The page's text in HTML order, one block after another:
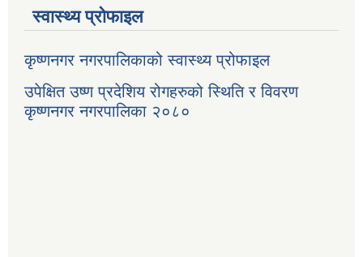
स्वास्थ्य प्रोफाइल
कृष्णनगर नगरपालिकाको स्वास्थ्य प्रोफाइल
उपेक्षित उष्ण प्रदेशिय रोगहरुको स्थिति र विवरण
कृष्णनगर नगरपालिका २०८०